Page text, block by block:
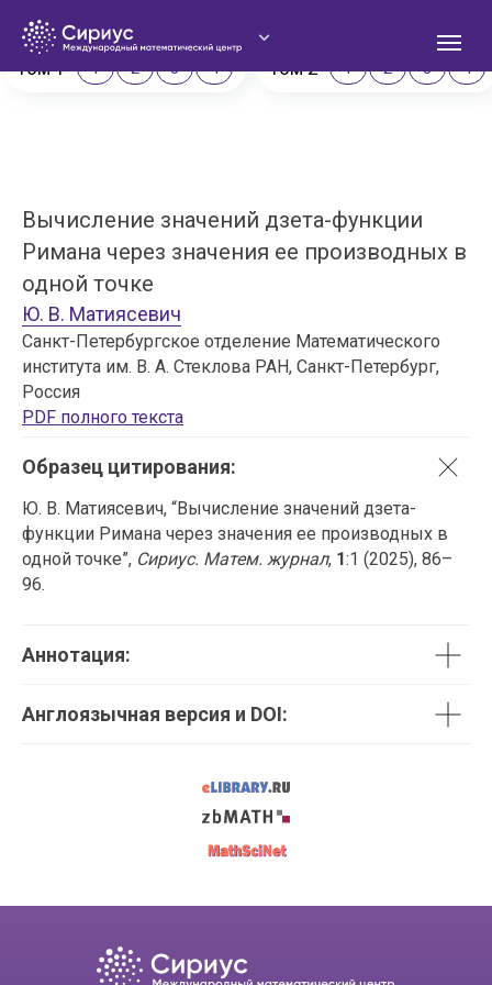
Том 1 1 2 3 4 Том 2 1 2 3 4
Сириус. Математический журнал
Вычисление значений дзета-функции
Римана через значения ее производных в
одной точке
Ю. В. Матиясевич
Санкт-Петербургское отделение Математического
института им. В. А. Стеклова РАН, Санкт-Петербург,
Россия
PDF полного текста
Образец цитирования:
Ю. В. Матиясевич, “Вычисление значений дзета-
функции Римана через значения ее производных в
одной точке”, Сириус. Матем. журнал, 1:1 (2025), 86–
96.
Аннотация:
Англоязычная версия и DOI: